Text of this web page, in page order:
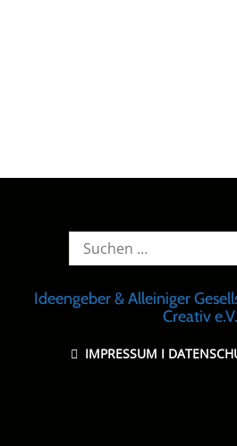
Suche
Ideengeber & Alleiniger
Creativ e.V.
IMPRESSUM I